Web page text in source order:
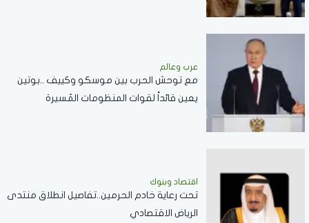
عرب وعالم
مع توحش الحرب بين موسكو وكييف ..بوتين
يعين قائداً لقوات المنظومات المُسيرة
اقتصاد وبنوك
تحت رعاية خادم الحرمين..تفاصيل انطلاق منتدى
الرياض الاقتصادي